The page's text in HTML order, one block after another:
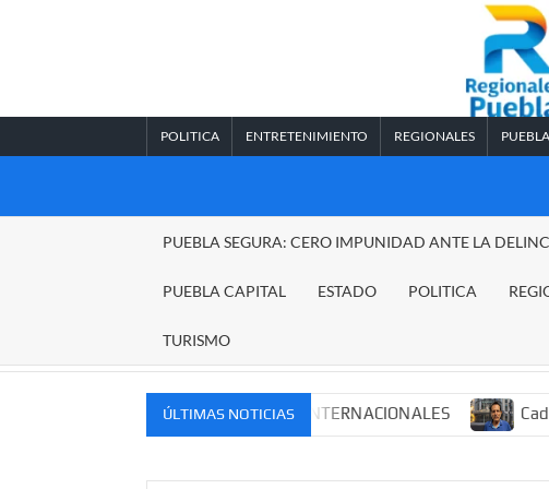
POLITICA ENTRETENIMIENTO REGIONALES
REGIONALES
PUEBLA SEGURA: CERO IMPUNIDAD ANTE LA
PUEBLA CAPITAL ESTADO POLITICA
TURISMO
ÚLTIMAS NOTICIAS
NACIONALES E INTERNACIONALES Cadena